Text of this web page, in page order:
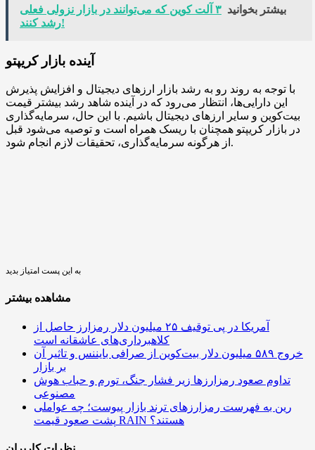
بیشتر بخوانید
۳ آلت کوین که می‌توانند در بازار نزولی فعلی
رشد کنند!
آینده بازار کریپتو
با توجه به روند رو به رشد بازار ارزهای دیجیتال و افزایش پذیرش
این دارایی‌ها، انتظار می‌رود که در آینده شاهد رشد بیشتر قیمت
بیت‌کوین و سایر ارزهای دیجیتال باشیم. با این حال، سرمایه‌گذاری
در بازار کریپتو همچنان با ریسک همراه است و توصیه می‌شود قبل
از هرگونه سرمایه‌گذاری، تحقیقات لازم انجام شود.
به این پست امتیاز بدید
مشاهده بیشتر
آمریکا در پی توقیف ۲۵ میلیون دلار رمزارز حاصل از
کلاهبرداری‌های عاشقانه است
خروج ۵۸۹ میلیون دلار بیت‌کوین از صرافی بایننس و تاثیر آن
بر بازار
تداوم صعود رمزارزها زیر فشار جنگ، تورم و حباب هوش
مصنوعی
رین به فهرست رمزارزهای ترند بازار پیوست؛ چه عواملی
پشت صعود قیمت RAIN هستند؟